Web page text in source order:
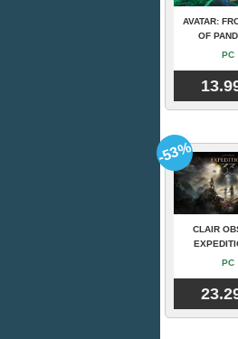
AVATAR:
OF
PC
CLAIR
PC
-53%